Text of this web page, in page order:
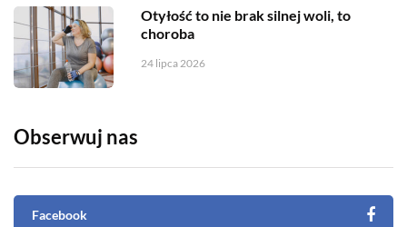
Otyłość to nie brak silnej woli, to
choroba
24 lipca 2026
Obserwuj nas
Facebook